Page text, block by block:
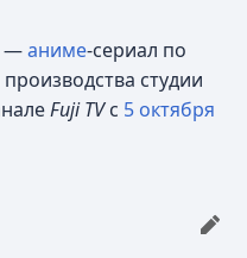
—аниме-сериал по
студии
Fuji TVс 5 октября